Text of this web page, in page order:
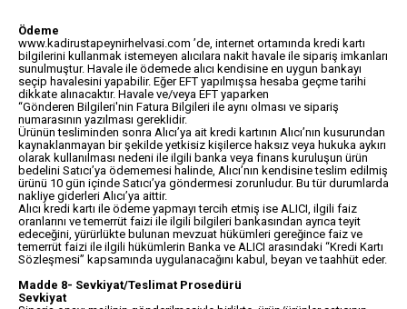
Ödeme
www.kadirustapeynirhelvasi.com ’de, internet ortamında kredi kartı
bilgilerini kullanmak istemeyen alıcılara nakit havale ile sipariş imkanları
sunulmuştur. Havale ile ödemede alıcı kendisine en uygun bankayı
seçip havalesini yapabilir. Eğer EFT yapılmışsa hesaba geçme tarihi
dikkate alınacaktır. Havale ve/veya EFT yaparken
“Gönderen Bilgileri'nin Fatura Bilgileri ile aynı olması ve sipariş
numarasının yazılması gereklidir.
Ürünün tesliminden sonra Alıcı’ya ait kredi kartının Alıcı’nın kusurundan
kaynaklanmayan bir şekilde yetkisiz kişilerce haksız veya hukuka aykırı
olarak kullanılması nedeni ile ilgili banka veya finans kuruluşun ürün
bedelini Satıcı’ya ödememesi halinde, Alıcı’nın kendisine teslim edilmiş
ürünü 10 gün içinde Satıcı’ya göndermesi zorunludur. Bu tür durumlarda
nakliye giderleri Alıcı’ya aittir.
Alıcı kredi kartı ile ödeme yapmayı tercih etmiş ise ALICI, ilgili faiz
oranlarını ve temerrüt faizi ile ilgili bilgileri bankasından ayrıca teyit
edeceğini, yürürlükte bulunan mevzuat hükümleri gereğince faiz ve
temerrüt faizi ile ilgili hükümlerin Banka ve ALICI arasındaki “Kredi Kartı
Sözleşmesi” kapsamında uygulanacağını kabul, beyan ve taahhüt eder.
Madde 8- Sevkiyat/Teslimat Prosedürü
Sevkiyat